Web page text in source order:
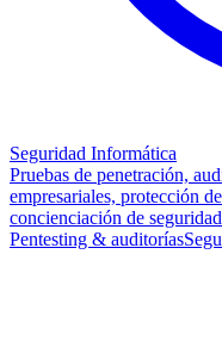
Seguridad Informática
Pruebas de penetración,
empresariales, protección
concienciación de
Pentesting & auditorías